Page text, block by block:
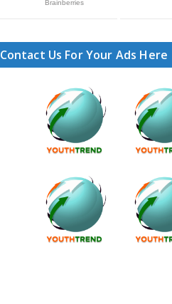
Contact Us For Your Ads Here